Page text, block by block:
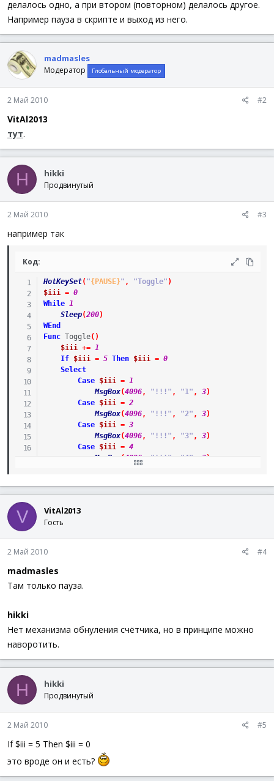
делалось одно, а при втором (повторном) делалось другое.
Например пауза в скрипте и выход из него.
madmasles
Модератор Глобальный модератор
2 Май 2010 #2
VitAl2013
тут.
H hikki
Продвинутый
2 Май 2010 #3
например так
Код:
HotKeySet( "{PAUSE}" , "Toggle" )
$iii = 0
While 1
Sleep(200)
WEnd
Func Toggle( )
$iii += 1
If
$iii = 5 Then $iii = 0
Select
Case
$iii = 1
MsgBox(4096, "!!!" , "1" , 3)
Case
$iii = 2
MsgBox(4096, "!!!" , "2" , 3)
Case
$iii = 3
MsgBox(4096, "!!!" , "3" , 3)
Case
$iii = 4
MsgBox
( 4096, "!!!" "4" 3)
EndFunc
V VitAl2013
Гость
2 Май 2010 #4
madmasles
Там только пауза.
hikki
Нет механизма обнуления счётчика, но в принципе можно
наворотить.
H hikki
Продвинутый
2 Май 2010 #5
If $iii = 5 Then $iii = 0
это вроде он и есть?